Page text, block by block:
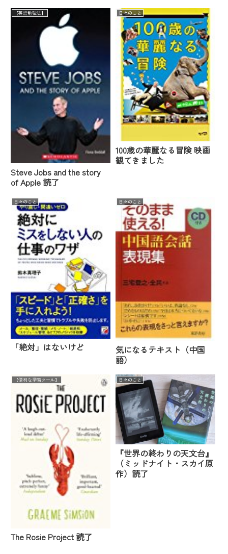
【英語勉強法】
Steve Jobs and the story
of Apple 読了
日々のこと
100歳の華麗なる冒険 映画
観てきました
日々のこと
「絶対」はないけど
日々のこと
気になるテキスト（中国
語）
【便利な学習ツール】
The Rosie Project 読了
日々のこと
『世界の終わりの天文台』
（ミッドナイト・スカイ原
作）読了